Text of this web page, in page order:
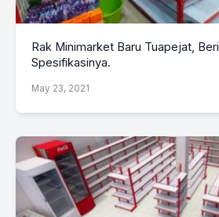
Rak Minimarket Baru Tuapejat,
Spesifikasinya.
May 23, 2021